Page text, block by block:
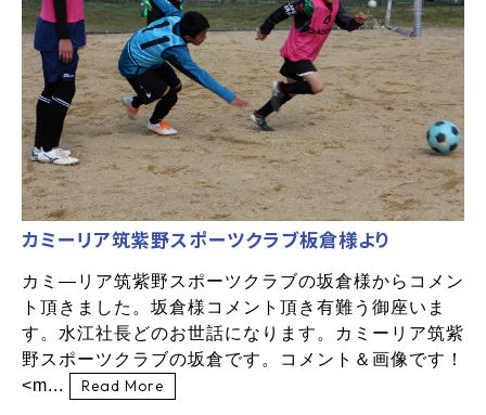
カミーリア筑紫野スポーツクラブ板倉様より
カミ―リア筑紫野スポーツクラブの坂倉様からコメン
ト頂きました。坂倉様コメント頂き有難う御座いま
す。水江社長どのお世話になります。カミーリア筑紫
野スポーツクラブの坂倉です。コメント＆画像です！
<m...
Read More